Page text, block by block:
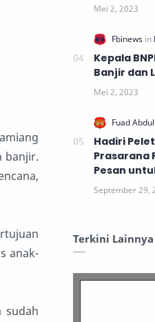
banjir.
anak-
sudah
Kepala
Banjir dan
Hadiri
Prasarana
Pesan
Terkini Lainnya